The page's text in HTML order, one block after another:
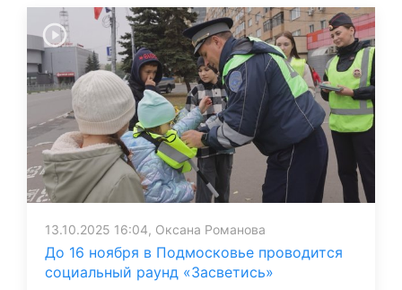
13.10.2025 16:04, Оксана Романова
До 16 ноября в Подмосковье проводится
социальный раунд «Засветись»